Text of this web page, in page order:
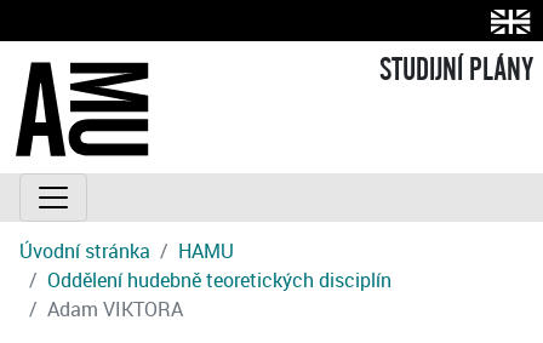
STUDIJNÍ PLÁNY
Úvodní stránka
HAMU
Oddělení hudebně teoretických disciplín
Adam VIKTORA